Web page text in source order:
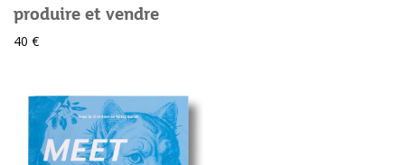
produire et vendre
40 €